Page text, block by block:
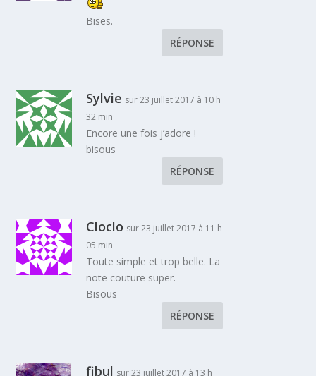
Bises.
RÉPONSE
Sylvie sur 23 juillet 2017 à 10 h
32 min
Encore une fois j’adore !
bisous
RÉPONSE
Cloclo sur 23 juillet 2017 à 11 h
05 min
Toute simple et trop belle. La
note couture super.
Bisous
RÉPONSE
fibul sur 23 juillet 2017 à 13 h